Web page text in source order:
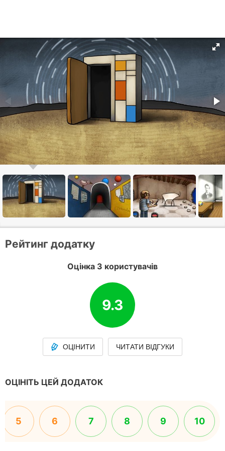
Рейтинг додатку
Оцінка 3 користувачів
9.3
ОЦІНИТИ ЧИТАТИ ВІДГУКИ
ОЦІНІТЬ ЦЕЙ ДОДАТОК
5 6 7 8 9 10